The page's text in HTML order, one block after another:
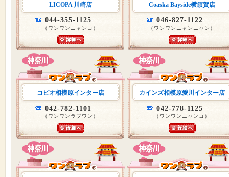
LICOPA 川崎店
044-355-1125
（ワンワンニャンコ）
Coaska Bayside横須賀店
046-827-1122
（ワンワンニャンニャン）
コピオ相模原インター店
042-782-1101
（ワンワンラブワン）
カインズ相模原愛川インター店
042-778-1125
（ワンワンニャンコ）